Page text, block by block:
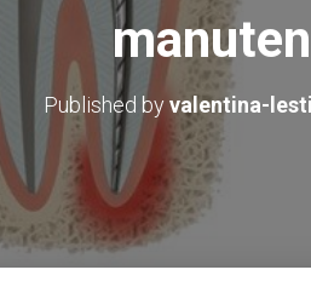
Published byvalentina-